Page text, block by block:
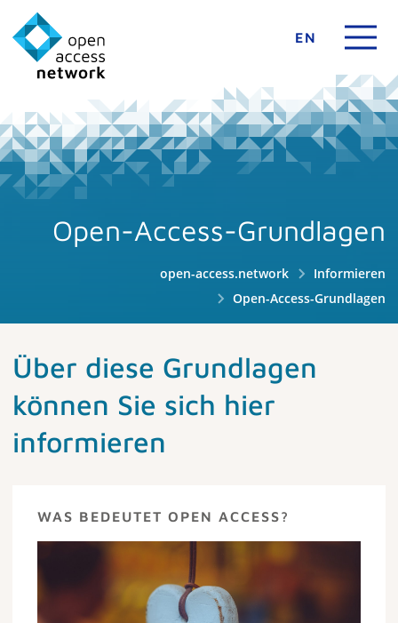
EN
Open-Access-Grundlagen
open-access.network
Informieren
Open-Access-Grundlagen
Über diese Grundlagen
können Sie sich hier
informieren
WAS BEDEUTET OPEN ACCESS?